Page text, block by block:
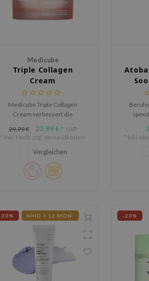
Medicube
Triple Collagen
Cream
Medicube Triple Collagen
Cream verbessert die
und reduziert die Poren und
intensiv mit Feuchtigkeit
versorgt und die Falten
verfeinert.
29,99 € 23,99 € * UVP
* Inkl. MwSt. zzgl. Versandkosten
Vergleichen
* Inkl.
20% MHD < 12 MON. -20%